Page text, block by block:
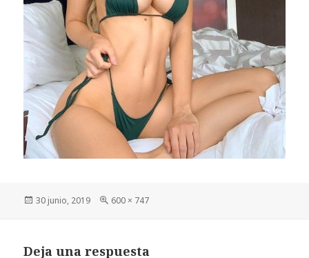
Publicado
30 junio, 2019
Tamaño
600 × 747
Deja una respuesta